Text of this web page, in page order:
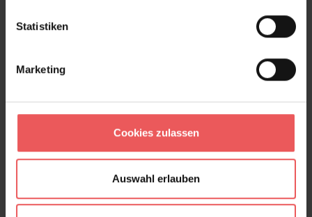
Statistiken
Marketing
Cookies zulassen
Auswahl erlauben
Navajo, col.03